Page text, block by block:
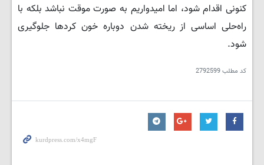
کنونی اقدام شود، اما امیدواریم به صورت موقت نباشد بلکه با
راه‌حلی اساسی از ریخته شدن دوباره خون کردها جلوگیری
شود.
کد مطلب2792599